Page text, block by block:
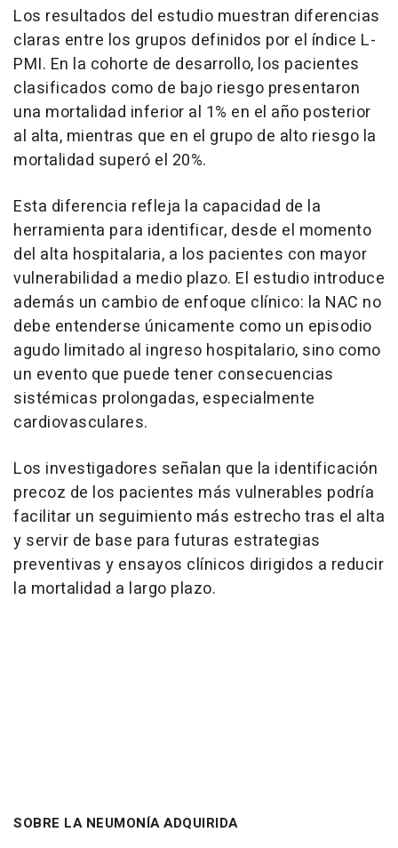
Los resultados del estudio muestran diferencias
claras entre los grupos definidos por el índice L-
PMI. En la cohorte de desarrollo, los pacientes
clasificados como de bajo riesgo presentaron
una mortalidad inferior al 1% en el año posterior
al alta, mientras que en el grupo de alto riesgo la
mortalidad superó el 20%.
Esta diferencia refleja la capacidad de la
herramienta para identificar, desde el momento
del alta hospitalaria, a los pacientes con mayor
vulnerabilidad a medio plazo. El estudio introduce
además un cambio de enfoque clínico: la NAC no
debe entenderse únicamente como un episodio
agudo limitado al ingreso hospitalario, sino como
un evento que puede tener consecuencias
sistémicas prolongadas, especialmente
cardiovasculares.
Los investigadores señalan que la identificación
precoz de los pacientes más vulnerables podría
facilitar un seguimiento más estrecho tras el alta
y servir de base para futuras estrategias
preventivas y ensayos clínicos dirigidos a reducir
la mortalidad a largo plazo.
SOBRE LA NEUMONÍA ADQUIRIDA